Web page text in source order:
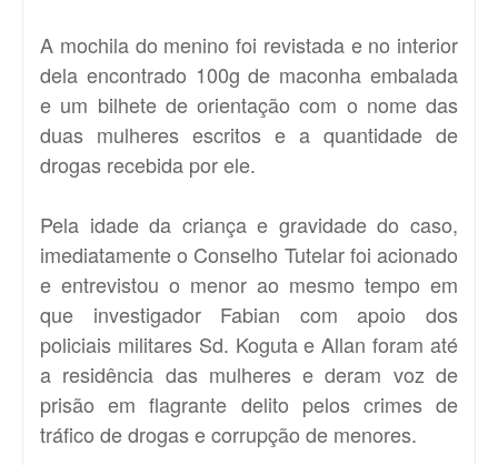
A mochila do menino foi revistada e no interior
dela encontrado 100g de maconha embalada
e um bilhete de orientação com o nome das
duas mulheres escritos e a quantidade de
drogas recebida por ele.
Pela idade da criança e gravidade do caso,
imediatamente o Conselho Tutelar foi acionado
e entrevistou o menor ao mesmo tempo em
que investigador Fabian com apoio dos
policiais militares Sd. Koguta e Allan foram até
a residência das mulheres e deram voz de
prisão em flagrante delito pelos crimes de
tráfico de drogas e corrupção de menores.